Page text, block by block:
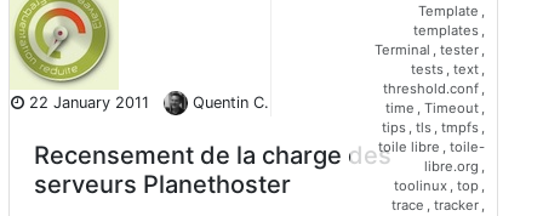
22 January 2011 Quentin C.
Recensement de la charge des
serveurs Planethoster
Template ,
templates ,
Terminal , tester ,
tests , text ,
threshold.conf ,
time , Timeout ,
tips , tls , tmpfs ,
toile libre , toile-
libre.org ,
toolinux , top ,
trace , tracker ,